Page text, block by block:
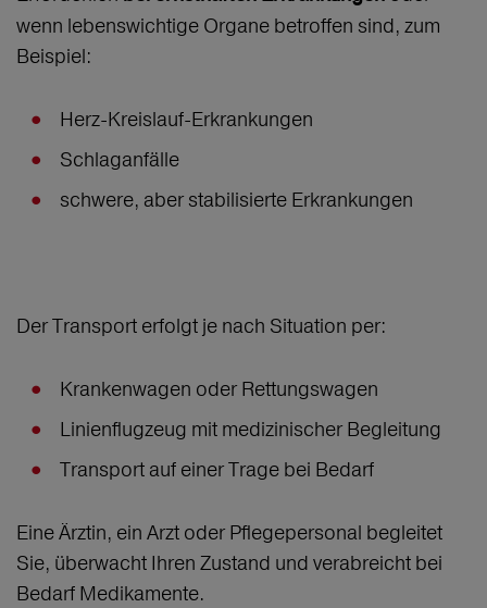
wenn lebenswichtige Organe betroffen sind, zum
Beispiel:
Herz-Kreislauf-Erkrankungen
Schlaganfälle
schwere, aber stabilisierte Erkrankungen
Der Transport erfolgt je nach Situation per:
Krankenwagen oder Rettungswagen
Linienflugzeug mit medizinischer Begleitung
Transport auf einer Trage bei Bedarf
Eine Ärztin, ein Arzt oder Pflegepersonal begleitet
Sie, überwacht Ihren Zustand und verabreicht bei
Bedarf Medikamente.